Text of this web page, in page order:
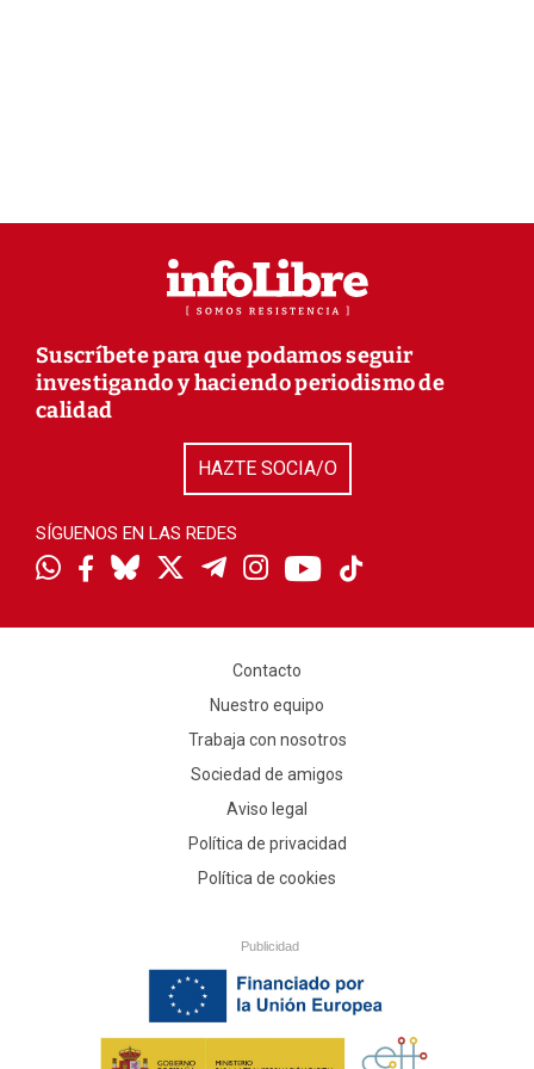
Suscríbete para que podamos seguir
investigando y haciendo periodismo de
calidad
HAZTE SOCIA/O
SÍGUENOS EN LAS REDES
Contacto
Nuestro equipo
Trabaja con nosotros
Sociedad de amigos
Aviso legal
Política de privacidad
Política de cookies
Publicidad